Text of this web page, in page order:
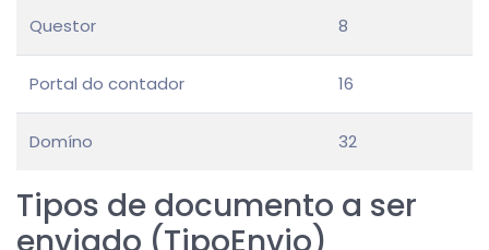
Questor 8
Portal do contador 16
Domíno 32
Tipos de documento a ser